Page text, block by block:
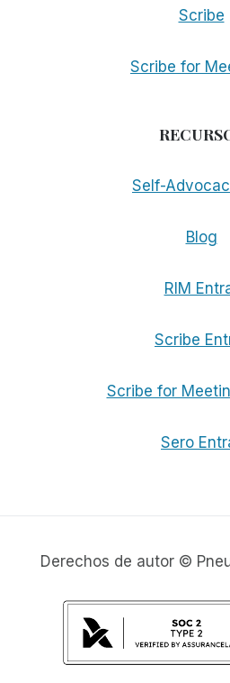
Scribe
Scribe for
Self-
Blog
RIM
Scribe
Scribe for
Sero
Derechos de autor ©